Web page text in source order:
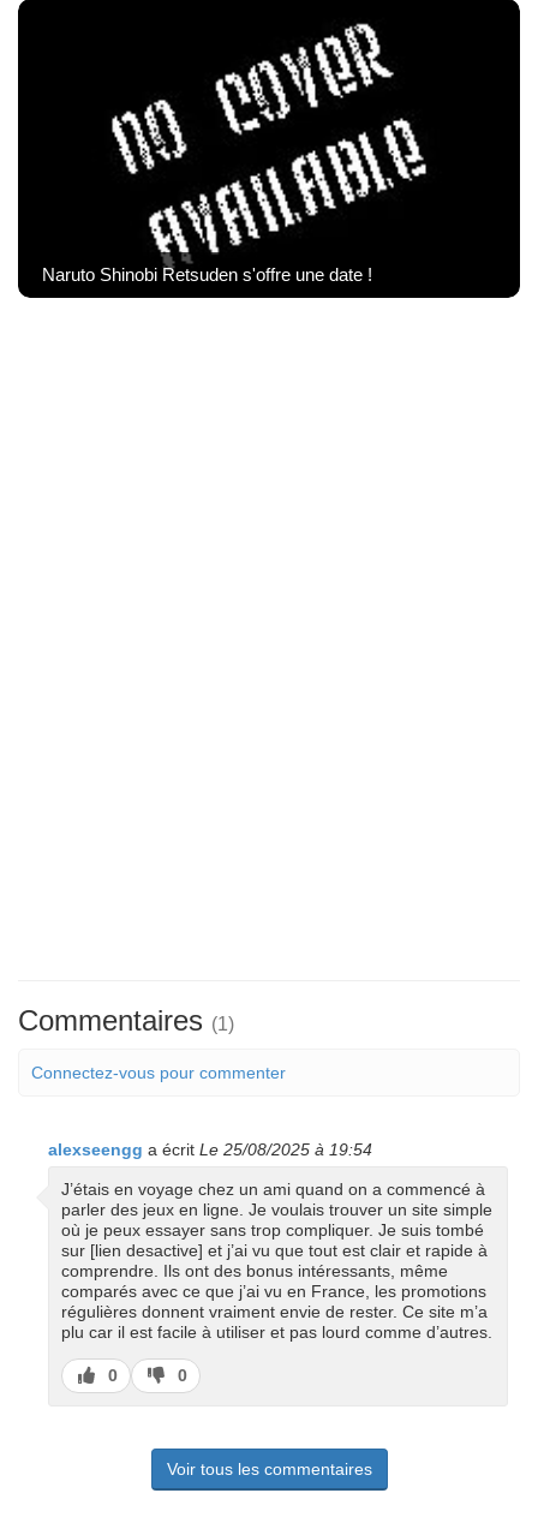
Naruto Shinobi Retsuden s'offre une date !
Commentaires (1)
Connectez-vous pour commenter
alexseengg a écrit Le 25/08/2025 à 19:54
J’étais en voyage chez un ami quand on a commencé à
parler des jeux en ligne. Je voulais trouver un site simple
où je peux essayer sans trop compliquer. Je suis tombé
sur [lien desactive] et j’ai vu que tout est clair et rapide à
comprendre. Ils ont des bonus intéressants, même
comparés avec ce que j’ai vu en France, les promotions
régulières donnent vraiment envie de rester. Ce site m’a
plu car il est facile à utiliser et pas lourd comme d’autres.
J’aime
0
J’aime
pas
0
Voir tous les commentaires